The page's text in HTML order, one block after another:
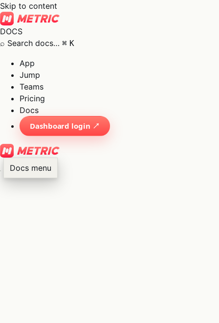
Skip to content
DOCS
⌕ Search docs… ⌘ K
App
Jump
Teams
Pricing
Docs
Dashboard login ↗
Docs menu